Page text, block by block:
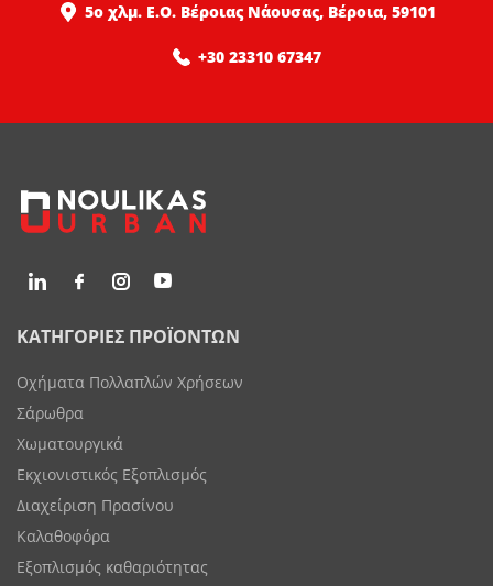
5ο χλμ. Ε.Ο. Βέροιας Νάουσας, Βέροια, 59101
+30 23310 67347
ΚΑΤΗΓΟΡΙΕΣ ΠΡΟΪΟΝΤΩΝ
Οχήματα Πολλαπλών Χρήσεων
Σάρωθρα
Χωματουργικά
Εκχιονιστικός Εξοπλισμός
Διαχείριση Πρασίνου
Καλαθοφόρα
Εξοπλισμός καθαριότητας